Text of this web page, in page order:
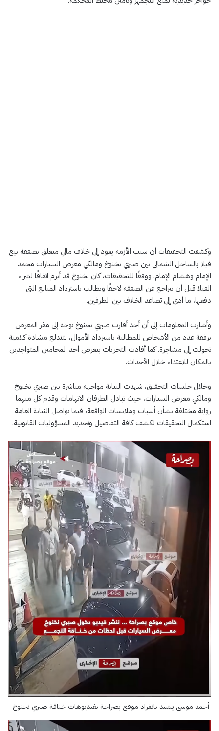
وكشفت التحقيقات أن سبب الأزمة يعود إلى خلاف مالي متعلق بصفقة بيع
فيلا بالساحل الشمالي بين صبري نخنوخ ومالكي معرض السيارات محمد
الإمام وهشام الإمام. ووفقًا للتحقيقات، كان نخنوخ قد أبرم اتفاقًا لشراء
الفيلا قبل أن يتراجع عن الصفقة لاحقًا ويطالب باسترداد المبالغ التي
دفعها، ما أدى إلى تصاعد الخلاف بين الطرفين.
وأشارت المعلومات إلى أن أحد أقارب صبري نخنوخ توجه إلى مقر المعرض
برفقة عدد من الأشخاص للمطالبة باسترداد الأموال، لتندلع مشادة كلامية
تحولت إلى مشاجرة. كما أفادت التحريات بتعرض أحد المحامين المتواجدين
بالمكان للاعتداء خلال الأحداث.
وخلال جلسات التحقيق، شهدت النيابة مواجهة مباشرة بين صبري نخنوخ
ومالكي معرض السيارات، حيث تبادل الطرفان الاتهامات وقدم كل منهما
رواية مختلفة بشأن أسباب وملابسات الواقعة، فيما تواصل النيابة العامة
استكمال التحقيقات لكشف كافة التفاصيل وتحديد المسؤوليات القانونية.
أحمد موسى يشيد بانفراد موقع بصراحة بفيديوهات خناقة صبري نخنوخ